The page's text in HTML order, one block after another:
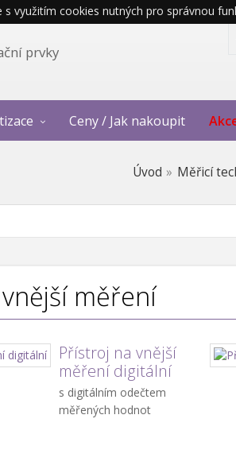
využitím cookies nutných pro správnou
prvky
Ceny / Jak nakoupit
Úvod Měřicí
měření
Přístroj na vnější
měření digitální
s digitálním odečtem
měřených hodnot